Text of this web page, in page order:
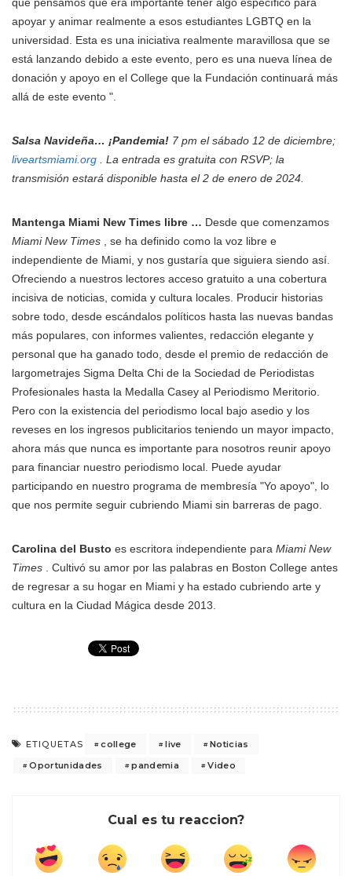
que pensamos que era importante tener algo específico para
apoyar y animar realmente a esos estudiantes LGBTQ en la
universidad. Esta es una iniciativa realmente maravillosa que se
está lanzando debido a este evento, pero es una nueva línea de
donación y apoyo en el College que la Fundación continuará más
allá de este evento ".
Salsa Navideña… ¡Pandemia! 7 pm el sábado 12 de diciembre;
liveartsmiami.org . La entrada es gratuita con RSVP; la
transmisión estará disponible hasta el 2 de enero de 2024.
Mantenga Miami New Times libre … Desde que comenzamos
Miami New Times , se ha definido como la voz libre e
independiente de Miami, y nos gustaría que siguiera siendo así.
Ofreciendo a nuestros lectores acceso gratuito a una cobertura
incisiva de noticias, comida y cultura locales. Producir historias
sobre todo, desde escándalos políticos hasta las nuevas bandas
más populares, con informes valientes, redacción elegante y
personal que ha ganado todo, desde el premio de redacción de
largometrajes Sigma Delta Chi de la Sociedad de Periodistas
Profesionales hasta la Medalla Casey al Periodismo Meritorio.
Pero con la existencia del periodismo local bajo asedio y los
reveses en los ingresos publicitarios teniendo un mayor impacto,
ahora más que nunca es importante para nosotros reunir apoyo
para financiar nuestro periodismo local. Puede ayudar
participando en nuestro programa de membresía "Yo apoyo", lo
que nos permite seguir cubriendo Miami sin barreras de pago.
Carolina del Busto es escritora independiente para Miami New
Times . Cultivó su amor por las palabras en Boston College antes
de regresar a su hogar en Miami y ha estado cubriendo arte y
cultura en la Ciudad Mágica desde 2013.
ETIQUETAS college live
Noticias
Oportunidades
pandemia Video
Cual es tu reaccion?